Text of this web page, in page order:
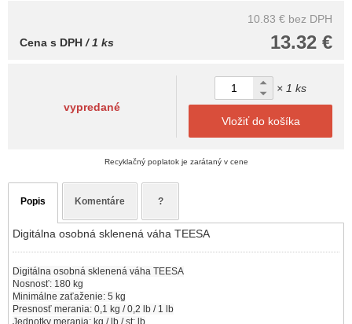
10.83 € bez DPH
13.32 €
Cena s DPH/ 1 ks
vypredané
× 1 ks
Vložiť do košíka
Recyklačný poplatok je zarátaný v cene
Popis Komentáre ?
Digitálna osobná sklenená váha TEESA
Digitálna osobná sklenená váha TEESA
Nosnosť: 180 kg
Minimálne zaťaženie: 5 kg
Presnosť merania: 0,1 kg / 0,2 lb / 1 lb